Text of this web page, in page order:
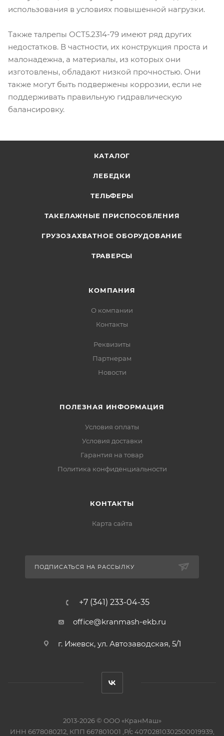
использования в условиях повышенной нагрузки.
Также талрепы ОСТ5.2314-79 имеют ряд других
недостатков. В частности, их конструкция проста и
малонадежна, а материалы, из которых они
изготовлены, обладают низкой прочностью. Они
также могут быть подвержены коррозии, если не
поддерживать правильную гидравлическую
балансировку.
КАТАЛОГ
ЛЕБЕДКИ
ТЕЛЬФЕРЫ
ТАКЕЛАЖНЫЕ ПРИСПОСОБЛЕНИЯ
ГРУЗОЗАХВАТНОЕ ОБОРУДОВАНИЕ
ТРАВЕРСЫ
КОМПАНИЯ
О компании
Контакты
Реквизиты
Партнерам
Новости
ПОЛЕЗНАЯ ИНФОРМАЦИЯ
Условия оплаты
Условия доставки
Гарантия на товар
Политика конфиденциальности
КОНТАКТЫ
Карта сайта
ПОДПИСАТЬСЯ НА РАССЫЛКУ
+7 (341) 233-04-35
office@kranmash-ekb.ru
г. Ижевск, ул. Автозаводская, 5/1
2013-2026 © ООО «КранМаш»
ИНН 6678080212, КПП 667801001 ,Р/с 40702810302500019939,